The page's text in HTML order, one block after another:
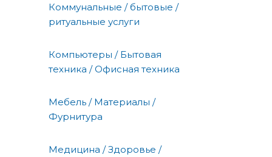
Коммунальные / бытовые /
ритуальные услуги
Компьютеры / Бытовая
техника / Офисная техника
Мебель / Материалы /
Фурнитура
Медицина / Здоровье /